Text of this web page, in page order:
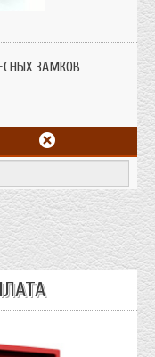
ЗАМКОВ